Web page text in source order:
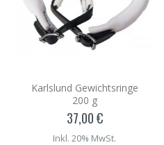
Karlslund Gewichtsringe
200 g
37,00 €
Inkl. 20% MwSt.